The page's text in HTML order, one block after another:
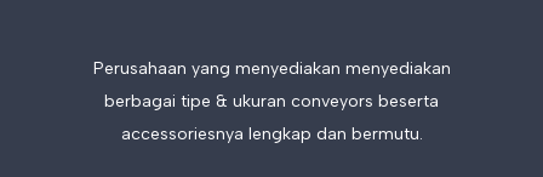
Perusahaan yang menyediakan menyediakan
berbagai tipe & ukuran conveyors beserta
accessoriesnya lengkap dan bermutu.